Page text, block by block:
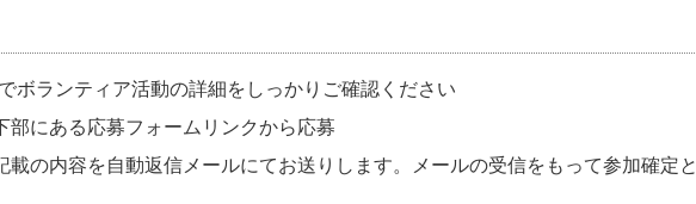
ボランティア活動の詳細をしっかりご確認ください
部にある応募フォームリンクから応募
載の内容を自動返信メールにてお送りします。メールの受信をもって参加確定と